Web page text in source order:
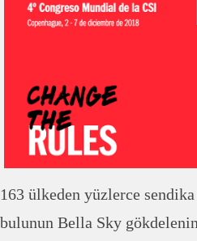
163 ülkeden yüzlerce
bulunun Bella Sky